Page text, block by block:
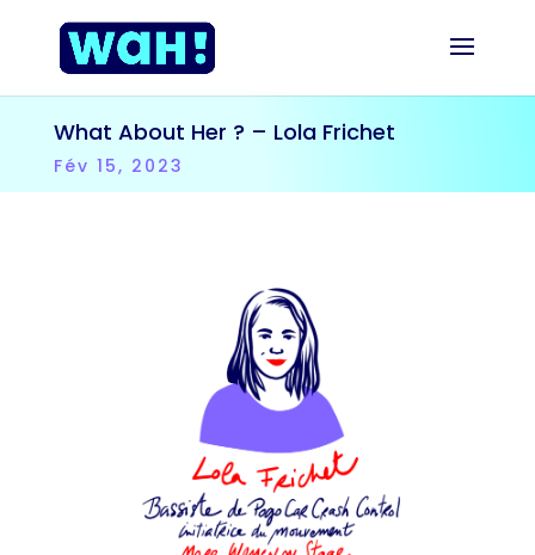
What About Her ? – Lola Frichet
Fév 15, 2023